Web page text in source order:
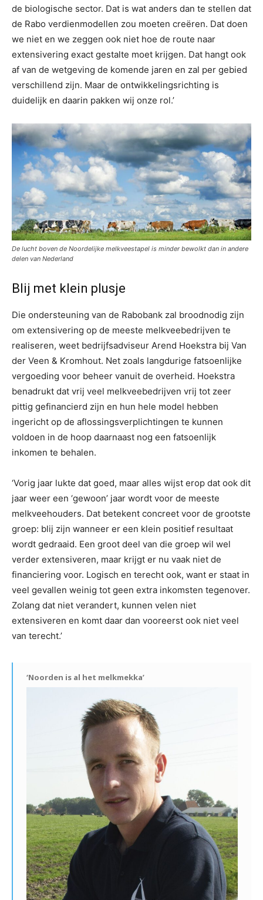
de biologische sector. Dat is wat anders dan te stellen dat
de Rabo verdienmodellen zou moeten creëren. Dat doen
we niet en we zeggen ook niet hoe de route naar
extensivering exact gestalte moet krijgen. Dat hangt ook
af van de wetgeving de komende jaren en zal per gebied
verschillend zijn. Maar de ontwikkelingsrichting is
duidelijk en daarin pakken wij onze rol.’
De lucht boven de Noordelijke melkveestapel is minder bewolkt dan in andere
delen van Nederland
Blij met klein plusje
Die ondersteuning van de Rabobank zal broodnodig zijn
om extensivering op de meeste melkveebedrijven te
realiseren, weet bedrijfsadviseur Arend Hoekstra bij Van
der Veen & Kromhout. Net zoals langdurige fatsoenlijke
vergoeding voor beheer vanuit de overheid. Hoekstra
benadrukt dat vrij veel melkveebedrijven vrij tot zeer
pittig gefinancierd zijn en hun hele model hebben
ingericht op de aflossingsverplichtingen te kunnen
voldoen in de hoop daarnaast nog een fatsoenlijk
inkomen te behalen.
‘Vorig jaar lukte dat goed, maar alles wijst erop dat ook dit
jaar weer een ‘gewoon’ jaar wordt voor de meeste
melkveehouders. Dat betekent concreet voor de grootste
groep: blij zijn wanneer er een klein positief resultaat
wordt gedraaid. Een groot deel van die groep wil wel
verder extensiveren, maar krijgt er nu vaak niet de
financiering voor. Logisch en terecht ook, want er staat in
veel gevallen weinig tot geen extra inkomsten tegenover.
Zolang dat niet verandert, kunnen velen niet
extensiveren en komt daar dan vooreerst ook niet veel
van terecht.’
‘Noorden is al het melkmekka’